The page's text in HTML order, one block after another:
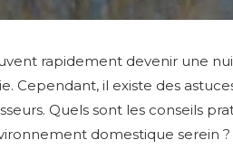
rapidement devenir une
Cependant, il existe des
Quels sont les conseils
domestique serein